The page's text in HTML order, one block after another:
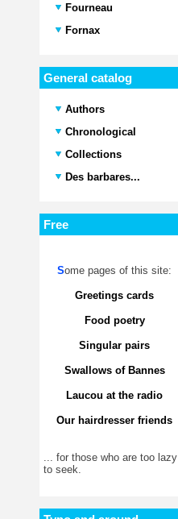
Fourneau
Fornax
General catalog
Authors
Chronological
Collections
Des barbares...
Free
Some pages of this site:
Greetings cards
Food poetry
Singular pairs
Swallows of Bannes
Laucou at the radio
Our hairdresser friends
... for those who are too lazy
to seek.